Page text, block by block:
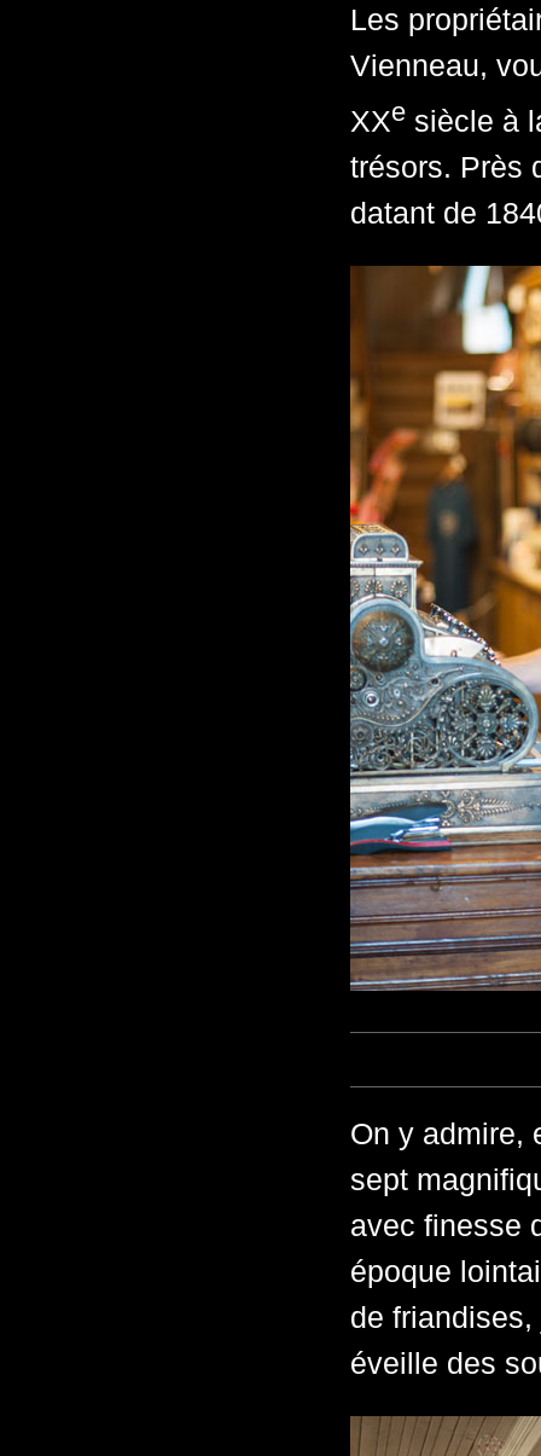
Les
Vienneau,
XXe siècle à
trésors. Près
datant de
On y admire,
sept
avec finesse
époque
de
éveille des